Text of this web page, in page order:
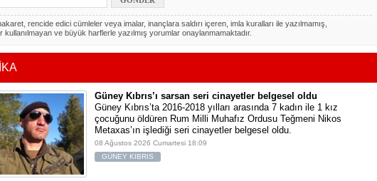
rencide edici cümleler veya imalar, inançlara saldırı içeren, imla kuralları ile yazılmamış,
ve büyük harflerle yazılmış yorumlar onaylanmamaktadır.
Güney Kıbrıs’ı sarsan seri cinayetler belgesel oldu
Güney Kıbrıs’ta 2016-2018 yılları arasında 7 kadın ile 1 kız
çocuğunu öldüren Rum Milli Muhafız Ordusu Teğmeni Nikos
Metaxas’ın işlediği seri cinayetler belgesel oldu.
08 Ağustos 2026 Cumartesi 18:09
GÜNEY KIBRIS